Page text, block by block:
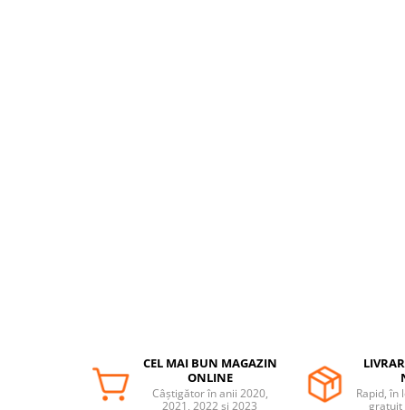
Jucarii copii si jocuri educative
CEL MAI BUN MAGAZIN
ONLINE
Câștigător în anii 2020,
2021, 2022 și 2023
Rapid, în
gratuit